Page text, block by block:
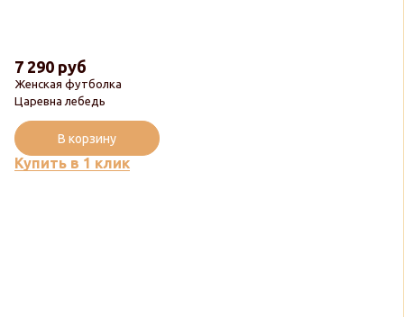
Женская футболка
Царевна лебедь
7 290 руб
Купить в 1 клик
В корзину